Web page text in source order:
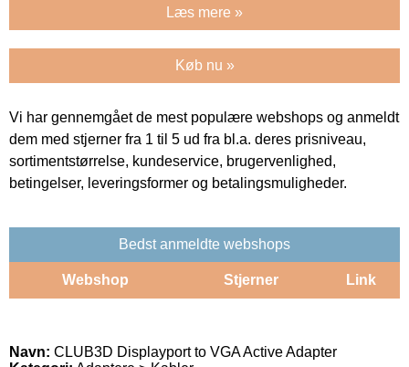
Læs mere »
Køb nu »
Vi har gennemgået de mest populære webshops og anmeldt
dem med stjerner fra 1 til 5 ud fra bl.a. deres prisniveau,
sortimentstørrelse, kundeservice, brugervenlighed,
betingelser, leveringsformer og betalingsmuligheder.
Bedst anmeldte webshops
Webshop Stjerner Link
Navn: CLUB3D Displayport to VGA Active Adapter